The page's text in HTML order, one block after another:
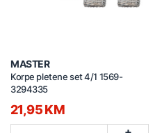
MASTER
Korpe pletene set 4/1 1569-
3294335
21,95 KM